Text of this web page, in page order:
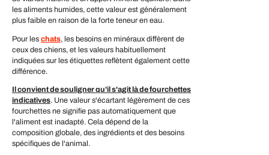
les aliments humides, cette valeur est généralement
plus faible en raison de la forte teneur en eau.
Pour les chats, les besoins en minéraux diffèrent de
ceux des chiens, et les valeurs habituellement
indiquées sur les étiquettes reflètent également cette
différence.
Il convient de souligner qu'il s'agit là de fourchettes
indicatives. Une valeur s'écartant légèrement de ces
fourchettes ne signifie pas automatiquement que
l'aliment est inadapté. Cela dépend de la
composition globale, des ingrédients et des besoins
spécifiques de l'animal.